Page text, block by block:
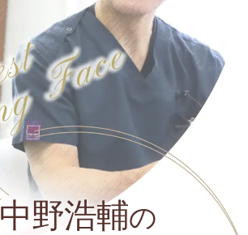
中野浩輔の